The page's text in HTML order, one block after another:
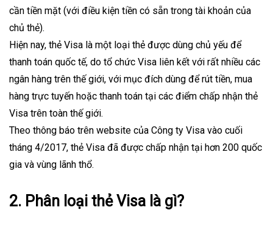
cần tiền mặt (với điều kiện tiền có sẵn trong tài khoản của
chủ thẻ).
Hiện nay, thẻ Visa là một loại thẻ được dùng chủ yếu để
thanh toán quốc tế, do tổ chức Visa liên kết với rất nhiều các
ngân hàng trên thế giới, với mục đích dùng để rút tiền, mua
hàng trực tuyến hoặc thanh toán tại các điểm chấp nhận thẻ
Visa trên toàn thế giới.
Theo thông báo trên website của Công ty Visa vào cuối
tháng 4/2017, thẻ Visa đã được chấp nhận tại hơn 200 quốc
gia và vùng lãnh thổ.
2. Phân loại thẻ Visa là gì?